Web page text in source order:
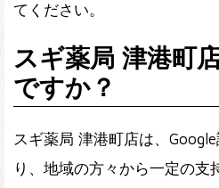
てください。
スギ薬局 津港町
ですか？
スギ薬局 津港町店は、
り、地域の方々から一定の支